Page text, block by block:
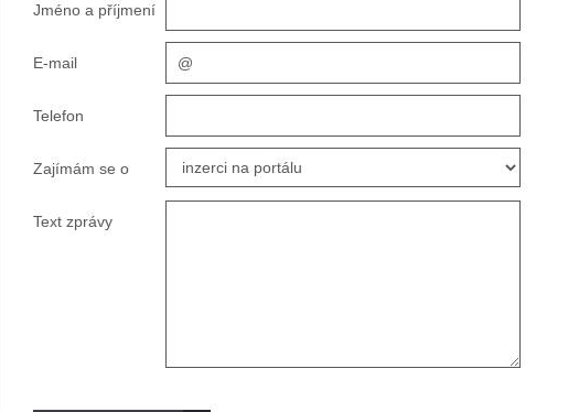
Jméno a příjmení
E-mail
Telefon
Zajímám se o
Text zprávy